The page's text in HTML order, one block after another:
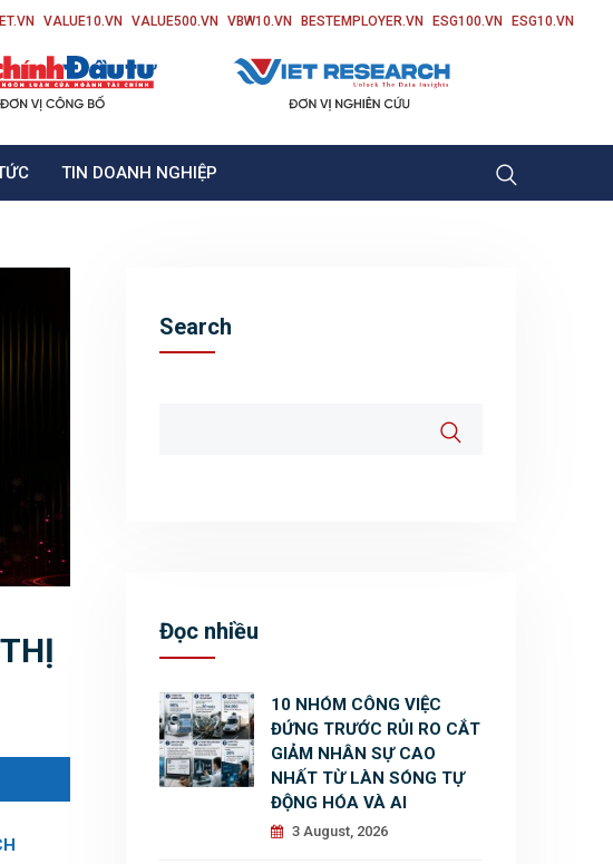
VALUE10.VN VALUE500.VN VBW10.VN BESTEMPLOYER.VN ESG100.VN ESG10.VN
TIN DOANH NGHIỆP
Search
Đọc nhiều
10 NHÓM CÔNG VIỆC
ĐỨNG TRƯỚC RỦI RO CẮT
GIẢM NHÂN SỰ CAO
NHẤT TỪ LÀN SÓNG TỰ
ĐỘNG HÓA VÀ AI
3 August, 2026